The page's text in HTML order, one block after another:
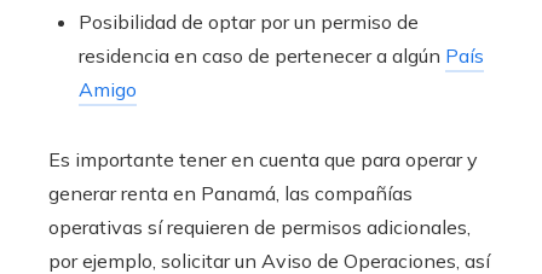
Posibilidad de optar por un permiso de
residencia en caso de pertenecer a algún País
Amigo
Es importante tener en cuenta que para operar y
generar renta en Panamá, las compañías
operativas sí requieren de permisos adicionales,
por ejemplo, solicitar un Aviso de Operaciones, así